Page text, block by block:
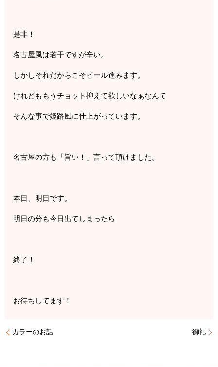
是非！
名古屋風は若干ですが辛い。
しかしそれだからこそビール進みます。
けれどももうチョット抑えて欲しいなぁなんて
そんな事で姫路風に仕上がっています。
名古屋の方も「旨い！」言って頂けました。
本日、明日です。
明日の分も今日出てしまったら
終了！
お待ちしてます！
カラーのお話 御礼